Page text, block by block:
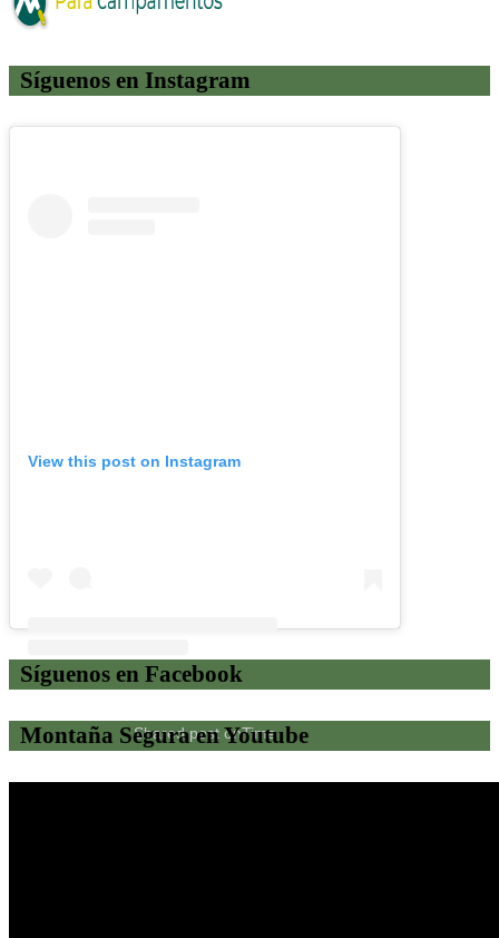
Síguenos en Instagram
View this post on Instagram
Shared post onTime
Síguenos en Facebook
Montaña Segura en Youtube